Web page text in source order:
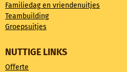
Familiedag en vriendenuitjes
Teambuilding
Groepsuitjes
NUTTIGE LINKS
Offerte